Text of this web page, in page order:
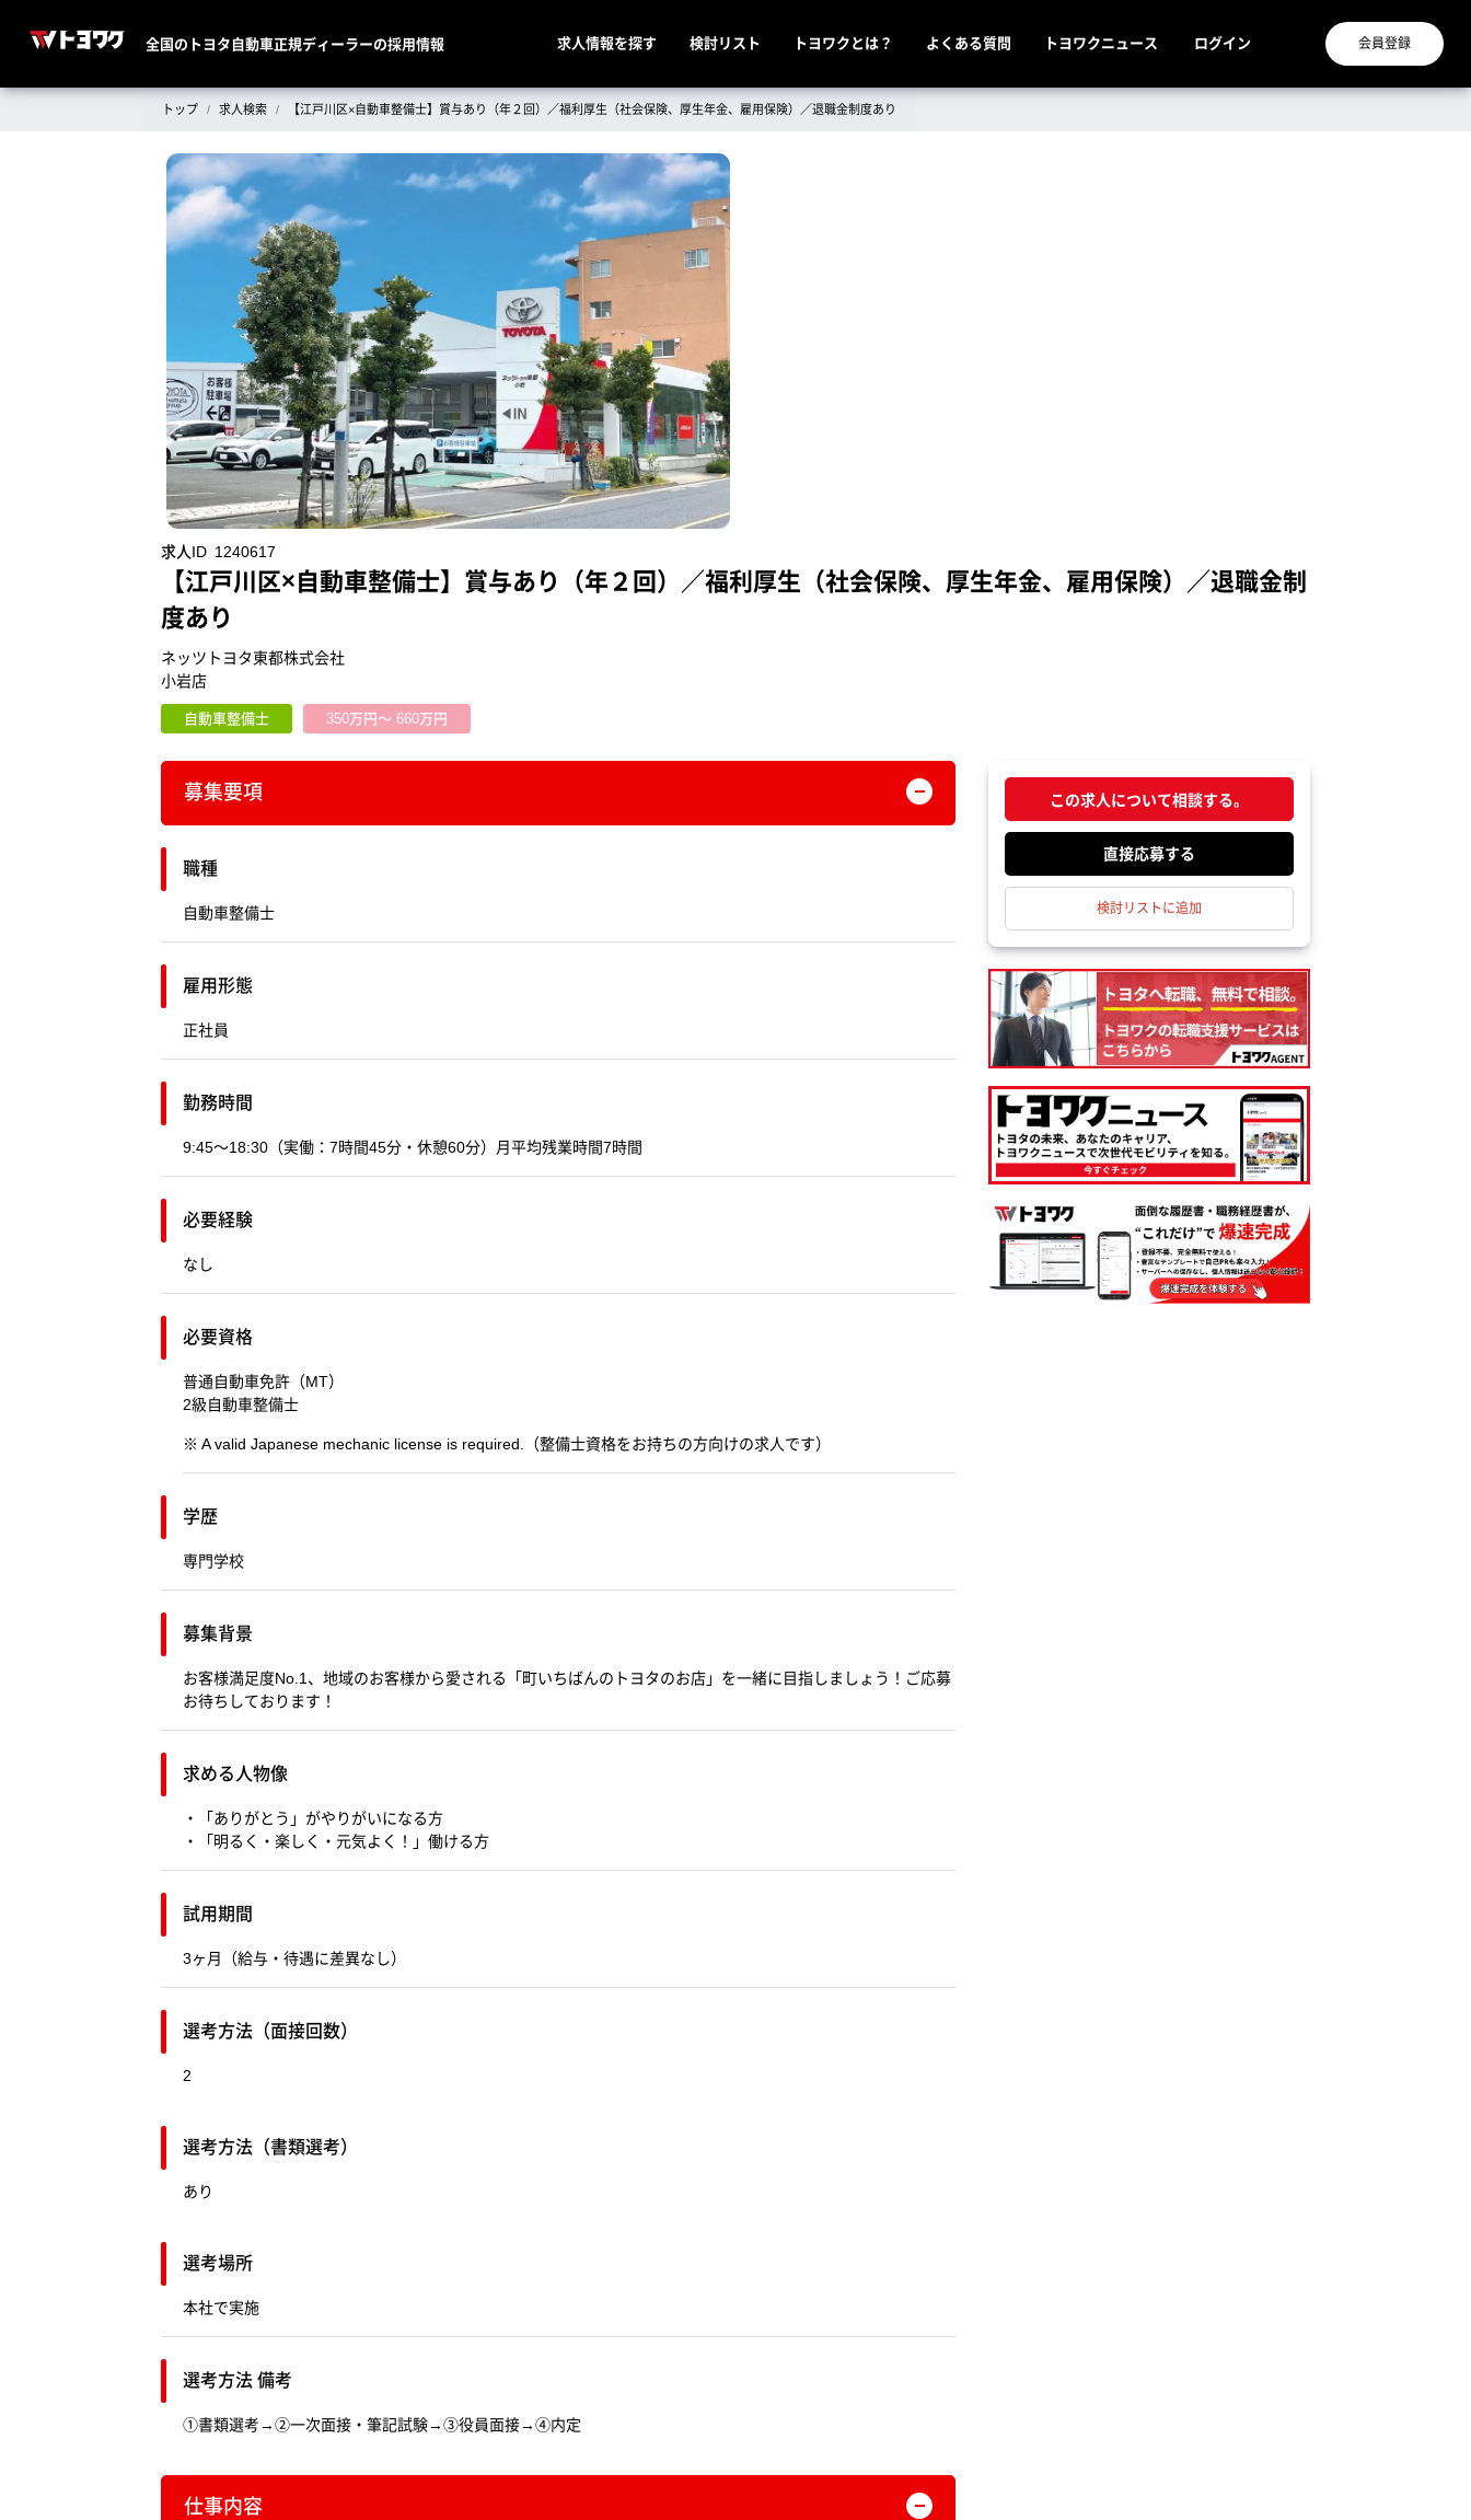
全国のトヨタ自動車正規ディーラーの採用情報
イ
ン
ナ
ビ
ー
ン
求人情報を探す 検討リスト トヨワクとは？ よくある質問 トヨワクニュース ログイン 会員登録
トップ 求人検索 【江戸川区×自動車整備士】賞与あり（年２回）／福利厚生（社会保険、厚生年金、雇用保険）／退職金制度あり
求人ID 1240617
【江戸川区×自動車整備士】賞与あり（年２回）／福利厚生（社会保険、厚生年金、雇用保険）／退職金制
度あり
ネッツトヨタ東都株式会社
小岩店
自動車整備士 350万円～ 660万円
募集要項
職種
自動車整備士
雇用形態
正社員
勤務時間
9:45～18:30（実働：7時間45分・休憩60分）月平均残業時間7時間
必要経験
なし
必要資格
普通自動車免許（MT）
2級自動車整備士
※ A valid Japanese mechanic license is required.（整備士資格をお持ちの方向けの求人です）
学歴
専門学校
募集背景
お客様満足度No.1、地域のお客様から愛される「町いちばんのトヨタのお店」を一緒に目指しましょう！ご応募
お待ちしております！
求める人物像
・「ありがとう」がやりがいになる方
・「明るく・楽しく・元気よく！」働ける方
試用期間
3ヶ月（給与・待遇に差異なし）
選考方法（面接回数）
2
選考方法（書類選考）
あり
選考場所
本社で実施
選考方法 備考
①書類選考→②一次面接・筆記試験→③役員面接→④内定
仕事内容
この求人について相談する。
応募する
検討リストに追加